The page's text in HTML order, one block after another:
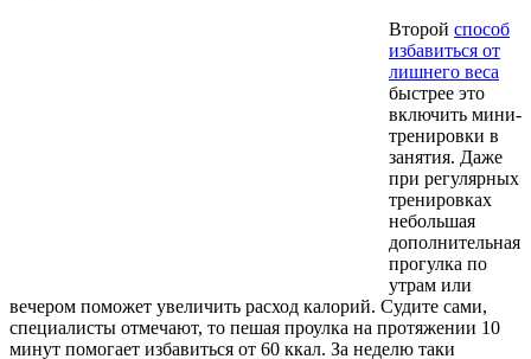
Второй способ
избавиться от
лишнего веса
быстрее это
включить мини-
тренировки в
занятия. Даже
при регулярных
тренировках
небольшая
дополнительная
прогулка по
утрам или
вечером поможет увеличить расход калорий. Судите сами,
специалисты отмечают, то пешая проулка на протяжении 10
минут помогает избавиться от 60 ккал. За неделю таки